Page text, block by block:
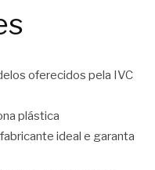
oferecidos pela IVC
plástica
ideal e garanta